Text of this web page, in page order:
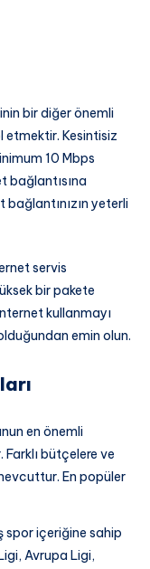
bir diğer önemli
etmektir. Kesintisiz
10 Mbps
bağlantısına
bağlantınızın yeterli
servis
bir pakete
kullanmayı
emin olun.
en önemli
bütçelere ve
En popüler
spor içeriğine sahip
Avrupa Ligi,